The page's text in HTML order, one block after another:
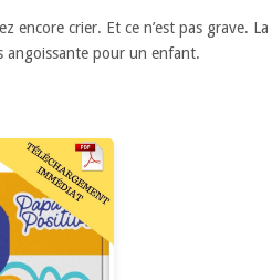
encore crier. Et ce n’est pas grave. La
angoissante pour un enfant.